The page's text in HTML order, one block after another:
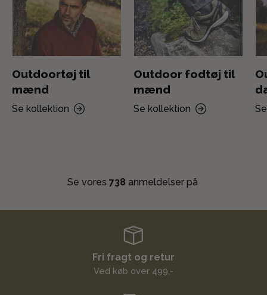
Outdoortøj til
mænd
Se kollektion
Outdoor fodtøj til
mænd
Se kollektion
Se vores 738 anmeldelser på
Fri fragt og retur
Ved køb over 499,-